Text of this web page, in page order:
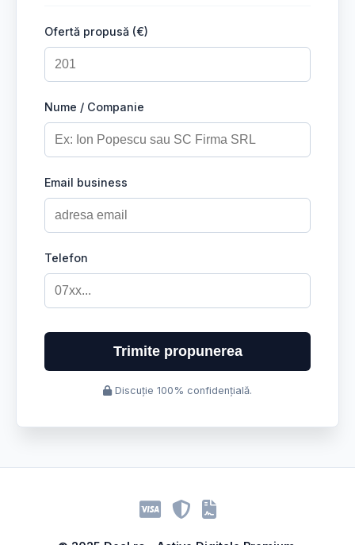
Ofertă propusă (€)
Nume / Companie
Email business
Telefon
Trimite propunerea
Discuție 100% confidențială.